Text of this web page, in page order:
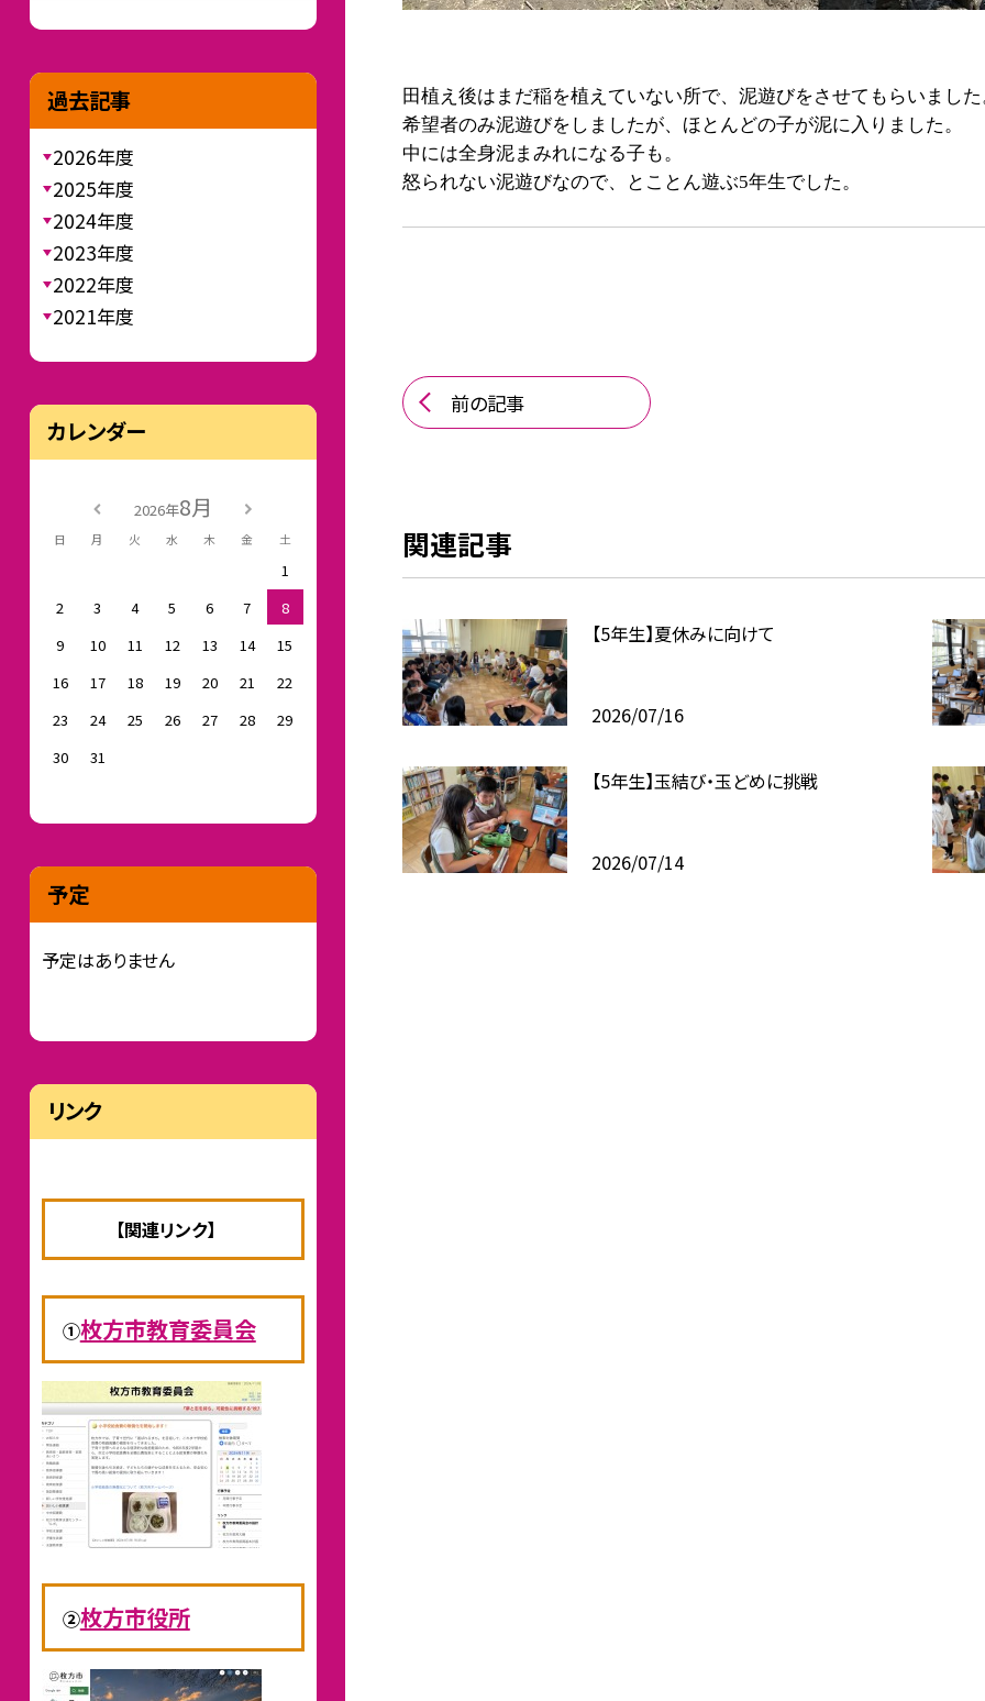
田植え後はまだ稲を植えていない所で、泥遊びをさせてもらいまし
希望者のみ泥遊びをしましたが、ほとんどの子が泥に入りました。
中には全身泥まみれになる子も。
怒られない泥遊びなので、とことん遊ぶ5年生でした。
前の記事
関連記事
【5年生】夏休みに向けて
2026/07/16
【5年生】玉結び・玉どめに挑戦
2026/07/14
過去記事
2026年度
2025年度
2024年度
2023年度
2022年度
2021年度
カレンダー
2026年8月
日 月 火 水 木 金 土
1
2
3 4 5 6 7
8
9
10 11 12 13 14
15
16
17 18 19 20 21
22
23
24 25 26 27 28
29
30
31
予定
予定はありません
リンク
【関連リンク】
①枚方市教育委員会
②枚方市役所